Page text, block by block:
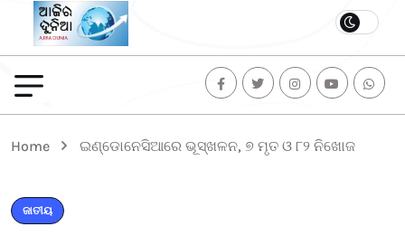
Home ଇଣ୍ଡୋନେସିଆରେ ଭୂସ୍ଖଳନ, ୭ ମୃତ ଓ ୮୨ ନିଖୋଜ
ଜାତୀୟ